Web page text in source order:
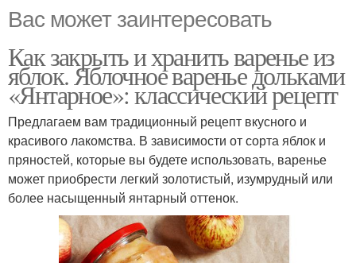
Вас может заинтересовать
Как закрыть и хранить варенье из
яблок. Яблочное варенье дольками
«Янтарное»: классический рецепт
Предлагаем вам традиционный рецепт вкусного и
красивого лакомства. В зависимости от сорта яблок и
пряностей, которые вы будете использовать, варенье
может приобрести легкий золотистый, изумрудный или
более насыщенный янтарный оттенок.